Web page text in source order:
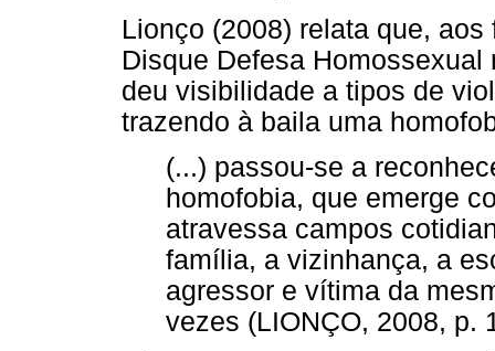
Lionço (2008) relata que,
Disque Defesa
deu visibilidade a tipos de
trazendo à baila uma
(...) passou-se a
homofobia, que emerge
atravessa campos
família, a vizinhança, a
agressor e vítima da
vezes (LIONÇO, 2008, p.